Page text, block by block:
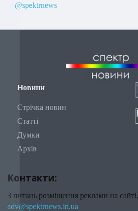
@spektrnews
Новини
Стрічка новин
Статті
Думки
Архів
Контакти:
З питань розміщення реклами на
adv@spektrnews.in.ua